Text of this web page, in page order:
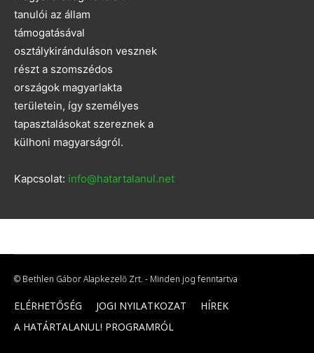
tanulói az állam
támogatásával
osztálykiránduláson vesznek
részt a szomszédos
országok magyarlakta
területein, így személyes
tapasztalásokat szereznek a
külhoni magyarságról.
Kapcsolat: info@hatartalanul.net
© Bethlen Gábor Alapkezelő Zrt. - Minden jog fenntartva
ELÉRHETŐSÉG JOGI NYILATKOZAT
HÍREK
A HATÁRTALANUL! PROGRAMRÓL